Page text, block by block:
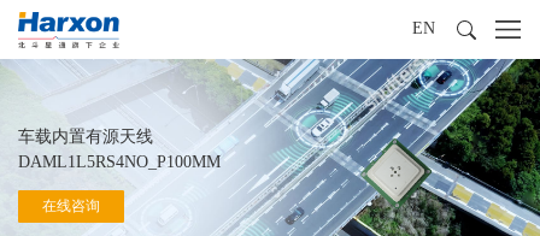
EN
车载内置有源天线
DAML1L5RS4NO_P100MM
在线咨询